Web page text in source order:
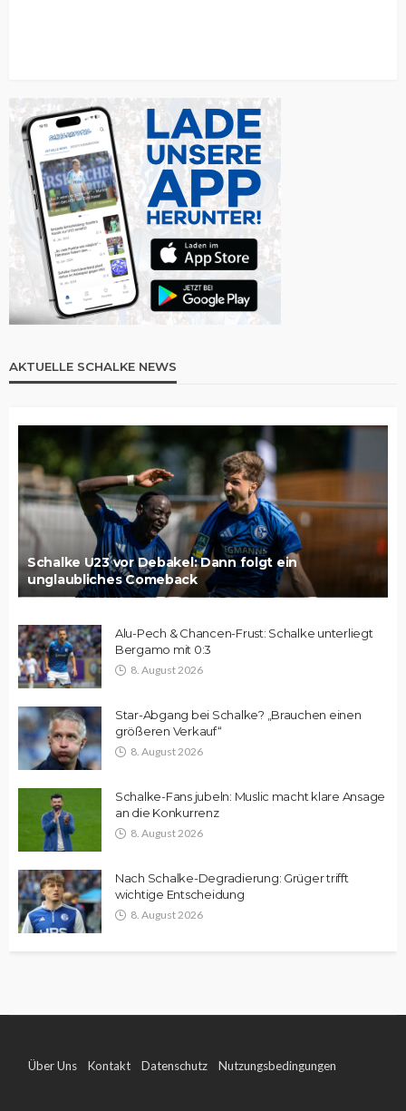
AKTUELLE SCHALKE NEWS
Schalke U23 vor Debakel: Dann folgt ein
unglaubliches Comeback
Alu-Pech & Chancen-Frust: Schalke unterliegt
Bergamo mit 0:3
8. August 2026
Star-Abgang bei Schalke? „Brauchen einen
größeren Verkauf“
8. August 2026
Schalke-Fans jubeln: Muslic macht klare Ansage
an die Konkurrenz
8. August 2026
Nach Schalke-Degradierung: Grüger trifft
wichtige Entscheidung
8. August 2026
Über Uns Kontakt Datenschutz Nutzungsbedingungen